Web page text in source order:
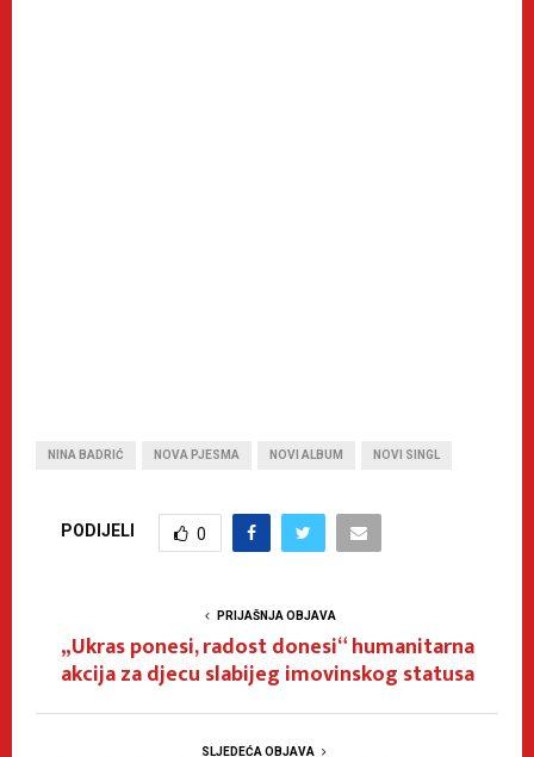
NINA BADRIĆ NOVA PJESMA NOVI ALBUM NOVI SINGL
PODIJELI 0
PRIJAŠNJA OBJAVA
„Ukras ponesi, radost donesi“ humanitarna
akcija za djecu slabijeg imovinskog statusa
SLJEDEĆA OBJAVA